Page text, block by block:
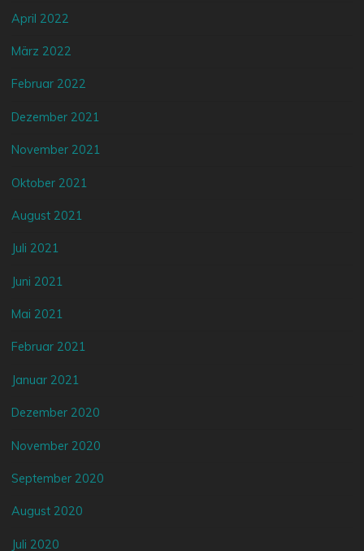
April 2022
März 2022
Februar 2022
Dezember 2021
November 2021
Oktober 2021
August 2021
Juli 2021
Juni 2021
Mai 2021
Februar 2021
Januar 2021
Dezember 2020
November 2020
September 2020
August 2020
Juli 2020